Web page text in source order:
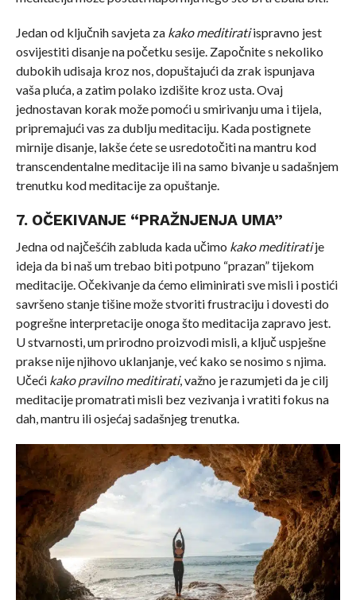
Jedan od ključnih savjeta za kako meditiratiispravno jest
osvijestiti disanje na početku sesije. Započnite s nekoliko
dubokih udisaja kroz nos, dopuštajući da zrak ispunjava
vaša pluća, a zatim polako izdišite kroz usta. Ovaj
jednostavan korak može pomoći u smirivanju uma i tijela,
pripremajući vas za dublju meditaciju. Kada postignete
mirnije disanje, lakše ćete se usredotočiti na mantru kod
transcendentalne meditacije ili na samo bivanje u sadašnjem
trenutku kod meditacije za opuštanje.
7. OČEKIVANJE “PRAŽNJENJA UMA”
Jedna od najčešćih zabluda kada učimo kako meditiratije
ideja da bi naš um trebao biti potpuno “prazan” tijekom
meditacije. Očekivanje da ćemo eliminirati sve misli i postići
savršeno stanje tišine može stvoriti frustraciju i dovesti do
pogrešne interpretacije onoga što meditacija zapravo jest.
U stvarnosti, um prirodno proizvodi misli, a ključ uspješne
prakse nije njihovo uklanjanje, već kako se nosimo s njima.
Učeći kako pravilno meditirati, važno je razumjeti da je cilj
meditacije promatrati misli bez vezivanja i vratiti fokus na
dah, mantru ili osjećaj sadašnjeg trenutka.